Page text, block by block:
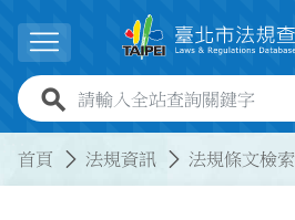
展開選單
全站查詢關鍵字欄位
首頁 法規資訊 法規條文檢索